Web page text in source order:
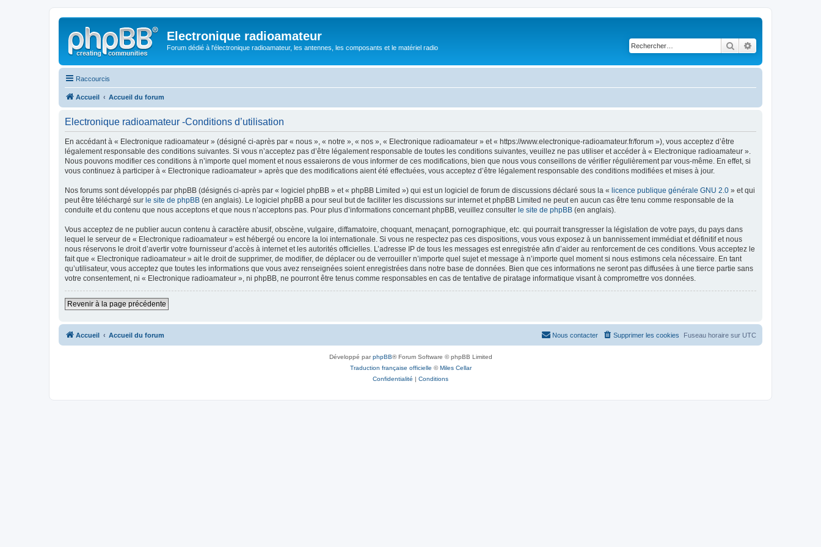
Electronique radioamateur
Forum dédié à l'électronique radioamateur, les antennes, les composants et le matériel radio Rechercher
Raccourcis
Accueil Accueil du forum
Electronique radioamateur -Conditions d’utilisation
En accédant à « Electronique radioamateur » (désigné ci-après par « nous », « notre », « nos », « Electronique radioamateur » et « https://www.electronique-radioamateur.fr/forum »), vous acceptez d’être
légalement responsable des conditions suivantes. Si vous n’acceptez pas d’être légalement responsable de toutes les conditions suivantes, veuillez ne pas utiliser et accéder à « Electronique radioamateur ».
Nous pouvons modifier ces conditions à n’importe quel moment et nous essaierons de vous informer de ces modifications, bien que nous vous conseillons de vérifier régulièrement par vous-même. En effet, si
vous continuez à participer à « Electronique radioamateur » après que des modifications aient été effectuées, vous acceptez d’être légalement responsable des conditions modifiées et mises à jour.
Nos forums sont développés par phpBB (désignés ci-après par « logiciel phpBB » et « phpBB Limited ») qui est un logiciel de forum de discussions déclaré sous la « licence publique générale GNU 2.0 » et qui
peut être téléchargé sur le site de phpBB (en anglais). Le logiciel phpBB a pour seul but de faciliter les discussions sur internet et phpBB Limited ne peut en aucun cas être tenu comme responsable de la
conduite et du contenu que nous acceptons et que nous n’acceptons pas. Pour plus d’informations concernant phpBB, veuillez consulter le site de phpBB (en anglais).
Vous acceptez de ne publier aucun contenu à caractère abusif, obscène, vulgaire, diffamatoire, choquant, menaçant, pornographique, etc. qui pourrait transgresser la législation de votre pays, du pays dans
lequel le serveur de « Electronique radioamateur » est hébergé ou encore la loi internationale. Si vous ne respectez pas ces dispositions, vous vous exposez à un bannissement immédiat et définitif et nous
nous réservons le droit d’avertir votre fournisseur d’accès à internet et les autorités officielles. L’adresse IP de tous les messages est enregistrée afin d’aider au renforcement de ces conditions. Vous acceptez le
fait que « Electronique radioamateur » ait le droit de supprimer, de modifier, de déplacer ou de verrouiller n’importe quel sujet et message à n’importe quel moment si nous estimons cela nécessaire. En tant
qu’utilisateur, vous acceptez que toutes les informations que vous avez renseignées soient enregistrées dans notre base de données. Bien que ces informations ne seront pas diffusées à une tierce partie sans
votre consentement, ni « Electronique radioamateur », ni phpBB, ne pourront être tenus comme responsables en cas de tentative de piratage informatique visant à compromettre vos données.
Revenir à la page précédente
Accueil Accueil du forum Fuseau horaire sur UTC
Supprimer les cookies
Nous contacter
Développé parphpBB® Forum Software © phpBB Limited
Traduction française officielle ©Miles Cellar
Confidentialité | Conditions